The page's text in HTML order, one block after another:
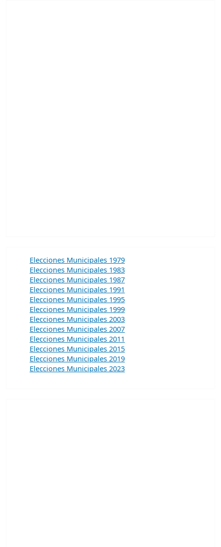
Elecciones Municipales 1979
Elecciones Municipales 1983
Elecciones Municipales 1987
Elecciones Municipales 1991
Elecciones Municipales 1995
Elecciones Municipales 1999
Elecciones Municipales 2003
Elecciones Municipales 2007
Elecciones Municipales 2011
Elecciones Municipales 2015
Elecciones Municipales 2019
Elecciones Municipales 2023